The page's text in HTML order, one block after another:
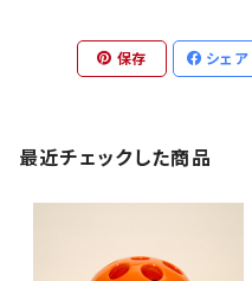
保存 シェア
最近チェックした商品